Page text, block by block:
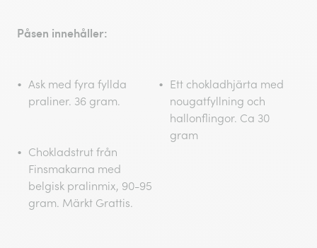
Påsen innehåller:
Ask med fyra fyllda
praliner. 36 gram.
Ett chokladhjärta med
nougatfyllning och
hallonflingor. Ca 30
gram
Chokladstrut från
Finsmakarna med
belgisk pralinmix, 90-95
gram. Märkt Grattis.